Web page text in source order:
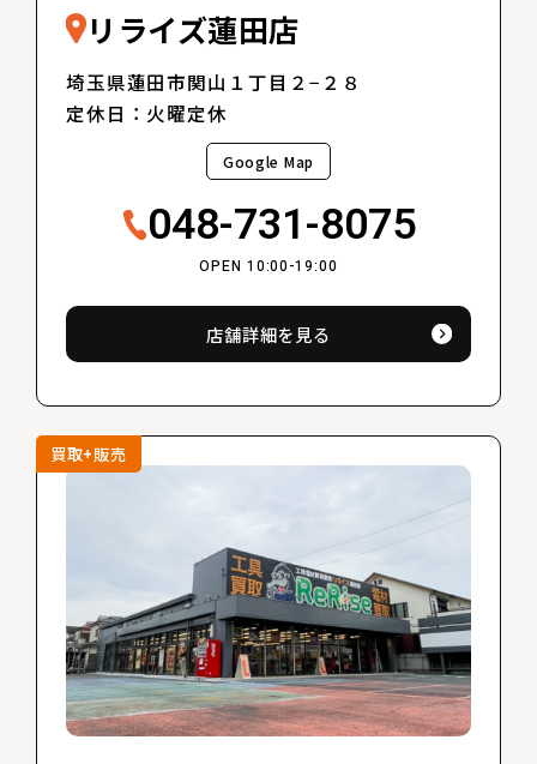
リライズ蓮田店
埼玉県蓮田市関山１丁目２−２８
定休日：火曜定休
Google Map
048-731-8075
OPEN 10:00-19:00
店舗詳細を見る
買取+販売